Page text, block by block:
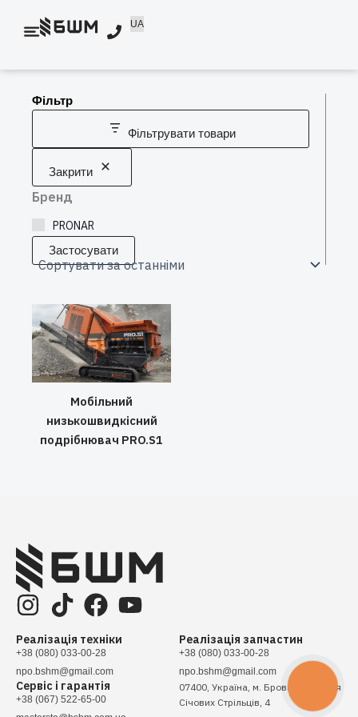
UA
Фільтр
Фільтрувати товари
Закрити
Бренд
PRONAR
Застосувати
Мобільний
низькошвидкісний
подрібнювач PRO.S1
Реалізація техніки
+38 (080) 033-00-28
npo.bshm@gmail.com
Сервіс і гарантія
+38 (067) 522-65-00
Реалізація запчастин
+38 (080) 033-00-28
npo.bshm@gmail.com
07400, Україна, м. Бровари, вулиця
Січових Стрільців, 4